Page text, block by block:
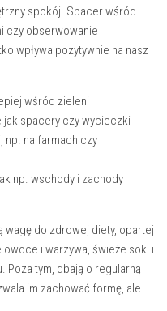
⁤spokój. Spacer wśród
czy obserwowanie
wpływa ‍pozytywnie na nasz
wśród zieleni
jak ‌spacery czy​ wycieczki
np. ⁤na ⁣farmach czy
‍np. wschody i zachody
wagę do zdrowej diety, opartej‍
i ‍warzywa, świeże ⁢soki i⁢
Poza⁤ tym, dbają o regularną
im zachować formę, ale